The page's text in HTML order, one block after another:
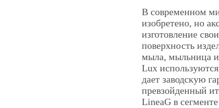
В современном
изобретено, но
изготовление
поверхность
мыла, мыльница
Lux
дает заводскую
превзойденный
LineaG в